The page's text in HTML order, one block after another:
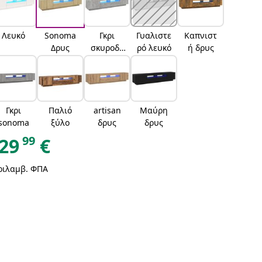
Λευκό
Sonoma
Δρυς
Γκρι
σκυροδέ
ματος
Γυαλιστε
ρό λευκό
Καπνιστ
ή δρυς
Γκρι
Παλιό
ξύλο
artisan
δρυς
Μαύρη
δρυς
99 €
ΦΠΑ